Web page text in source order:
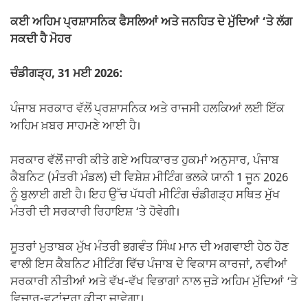
ਕਈ ਅਹਿਮ ਪ੍ਰਸ਼ਾਸਨਿਕ ਫੈਸਲਿਆਂ ਅਤੇ ਜਨਹਿਤ ਦੇ ਮੁੱਦਿਆਂ ‘ਤੇ ਲੱਗ
ਸਕਦੀ ਹੈ ਮੋਹਰ
ਚੰਡੀਗੜ੍ਹ, 31 ਮਈ 2026:
ਪੰਜਾਬ ਸਰਕਾਰ ਵੱਲੋਂ ਪ੍ਰਸ਼ਾਸਨਿਕ ਅਤੇ ਰਾਜਸੀ ਹਲਕਿਆਂ ਲਈ ਇੱਕ
ਅਹਿਮ ਖ਼ਬਰ ਸਾਹਮਣੇ ਆਈ ਹੈ।
ਸਰਕਾਰ ਵੱਲੋਂ ਜਾਰੀ ਕੀਤੇ ਗਏ ਅਧਿਕਾਰਤ ਹੁਕਮਾਂ ਅਨੁਸਾਰ, ਪੰਜਾਬ
ਕੈਬਨਿਟ (ਮੰਤਰੀ ਮੰਡਲ) ਦੀ ਵਿਸ਼ੇਸ਼ ਮੀਟਿੰਗ ਭਲਕੇ ਯਾਨੀ 1 ਜੂਨ 2026
ਨੂੰ ਬੁਲਾਈ ਗਈ ਹੈ। ਇਹ ਉੱਚ ਪੱਧਰੀ ਮੀਟਿੰਗ ਚੰਡੀਗੜ੍ਹ ਸਥਿਤ ਮੁੱਖ
ਮੰਤਰੀ ਦੀ ਸਰਕਾਰੀ ਰਿਹਾਇਸ਼ ‘ਤੇ ਹੋਵੇਗੀ।
ਸੂਤਰਾਂ ਮੁਤਾਬਕ ਮੁੱਖ ਮੰਤਰੀ ਭਗਵੰਤ ਸਿੰਘ ਮਾਨ ਦੀ ਅਗਵਾਈ ਹੇਠ ਹੋਣ
ਵਾਲੀ ਇਸ ਕੈਬਨਿਟ ਮੀਟਿੰਗ ਵਿੱਚ ਪੰਜਾਬ ਦੇ ਵਿਕਾਸ ਕਾਰਜਾਂ, ਨਵੀਆਂ
ਸਰਕਾਰੀ ਨੀਤੀਆਂ ਅਤੇ ਵੱਖ-ਵੱਖ ਵਿਭਾਗਾਂ ਨਾਲ ਜੁੜੇ ਅਹਿਮ ਮੁੱਦਿਆਂ ‘ਤੇ